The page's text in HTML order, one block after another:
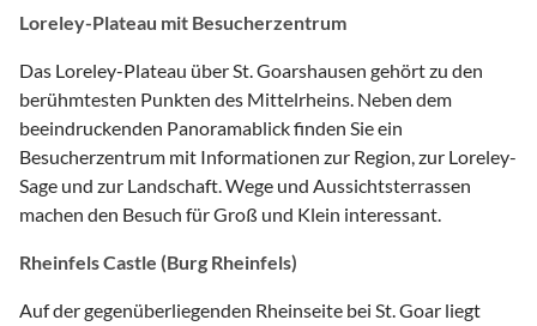
Loreley-Plateau mit Besucherzentrum
Das Loreley-Plateau über St. Goarshausen gehört zu den
berühmtesten Punkten des Mittelrheins. Neben dem
beeindruckenden Panoramablick finden Sie ein
Besucherzentrum mit Informationen zur Region, zur Loreley-
Sage und zur Landschaft. Wege und Aussichtsterrassen
machen den Besuch für Groß und Klein interessant.
Rheinfels Castle (Burg Rheinfels)
Auf der gegenüberliegenden Rheinseite bei St. Goar liegt